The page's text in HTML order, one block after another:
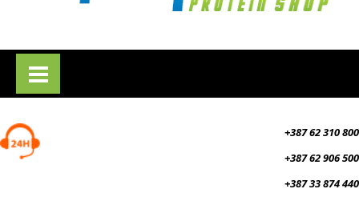
+387 62 310 800
+387 62 906 500
+387 33 874 440